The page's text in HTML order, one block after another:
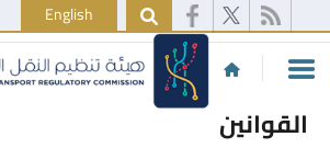
English
القوانين